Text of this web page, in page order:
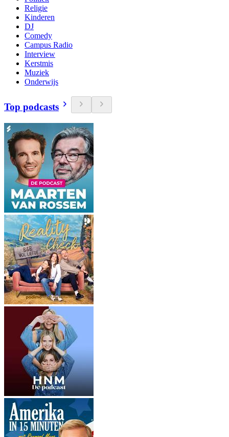
Religie
Kinderen
DJ
Comedy
Campus Radio
Interview
Kerstmis
Muziek
Onderwijs
Top podcasts